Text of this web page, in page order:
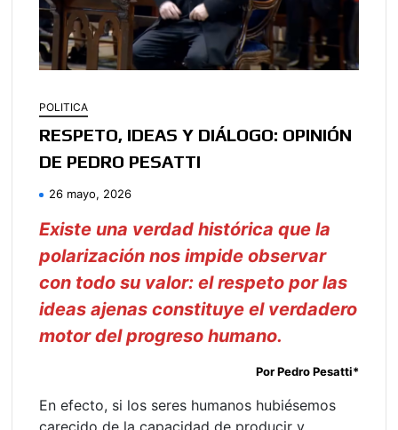
POLITICA
RESPETO, IDEAS Y DIÁLOGO: OPINIÓN
DE PEDRO PESATTI
26 mayo, 2026
Existe una verdad histórica que la
polarización nos impide observar
con todo su valor: el respeto por las
ideas ajenas constituye el verdadero
motor del progreso humano.
Por Pedro Pesatti*
En efecto, si los seres humanos hubiésemos